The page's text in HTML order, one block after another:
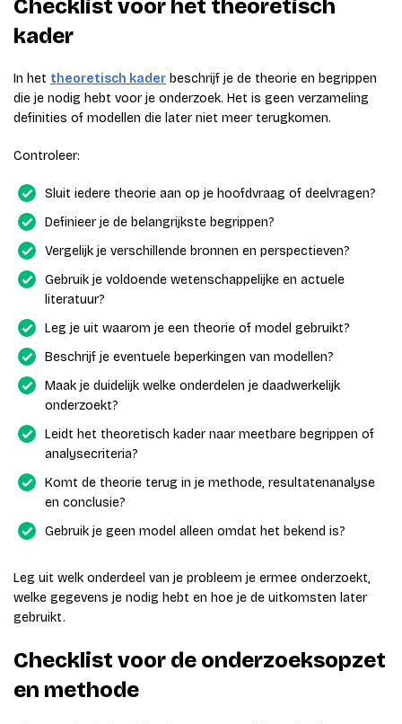
Checklist voor het theoretisch
kader
In het theoretisch kader beschrijf je de theorie en begrippen
die je nodig hebt voor je onderzoek. Het is geen verzameling
definities of modellen die later niet meer terugkomen.
Controleer:
Sluit iedere theorie aan op je hoofdvraag of deelvragen?
Definieer je de belangrijkste begrippen?
Vergelijk je verschillende bronnen en perspectieven?
Gebruik je voldoende wetenschappelijke en actuele
literatuur?
Leg je uit waarom je een theorie of model gebruikt?
Beschrijf je eventuele beperkingen van modellen?
Maak je duidelijk welke onderdelen je daadwerkelijk
onderzoekt?
Leidt het theoretisch kader naar meetbare begrippen of
analysecriteria?
Komt de theorie terug in je methode, resultatenanalyse
en conclusie?
Gebruik je geen model alleen omdat het bekend is?
Leg uit welk onderdeel van je probleem je ermee onderzoekt,
welke gegevens je nodig hebt en hoe je de uitkomsten later
gebruikt.
Checklist voor de onderzoeksopzet
en methode